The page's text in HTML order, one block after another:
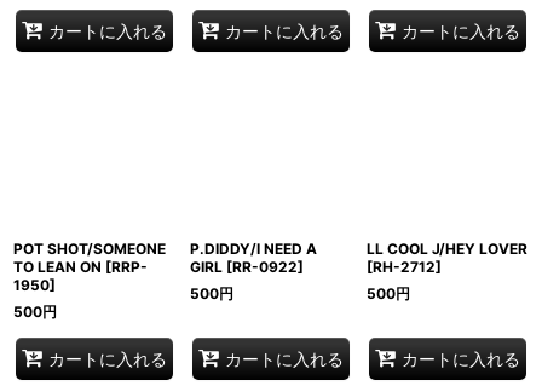
カートに入れる カートに入れる カートに入れる
POT SHOT/SOMEONE
TO LEAN ON [RRP-
1950]
500円
カートに入れる
P.DIDDY/I NEED A
GIRL [RR-0922]
500円
カートに入れる
LL COOL J/HEY LOVER
[RH-2712]
500円
カートに入れる